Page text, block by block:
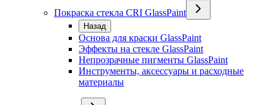
Покраска стекла CRI GlassPaint
Назад
Основа для краски GlassPaint
Эффекты на стекле GlassPaint
Непрозрачные пигменты GlassPaint
Инструменты, аксессуары и расходные
материалы